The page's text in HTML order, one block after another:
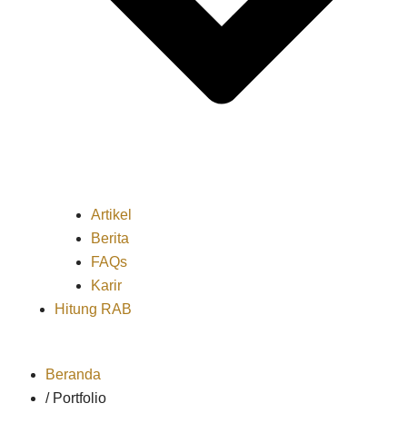
Artikel
Berita
FAQs
Karir
Hitung RAB
Beranda
/ Portfolio